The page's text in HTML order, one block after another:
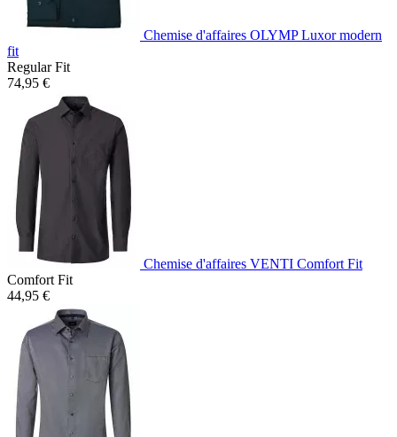
Chemise d'affaires OLYMP Luxor modern
fit
Regular Fit
74,95 €
Chemise d'affaires VENTI Comfort Fit
Comfort Fit
44,95 €